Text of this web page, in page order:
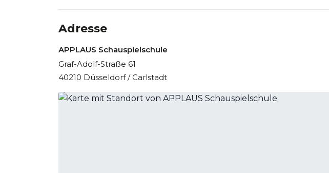
Adresse
APPLAUS Schauspielschule
Graf-Adolf-Straße 61
40210 Düsseldorf / Carlstadt